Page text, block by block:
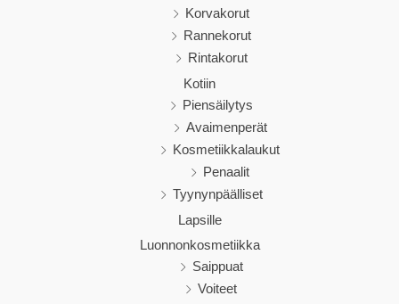
Korvakorut
Rannekorut
Rintakorut
Kotiin
Piensäilytys
Avaimenperät
Kosmetiikkalaukut
Penaalit
Tyynynpäälliset
Lapsille
Luonnonkosmetiikka
Saippuat
Voiteet